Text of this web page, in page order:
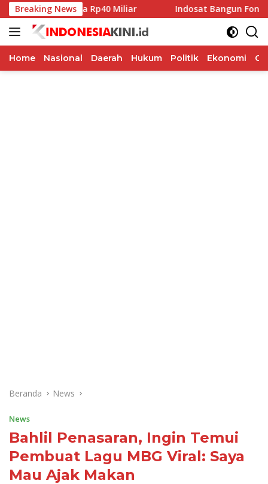
Langsung
ke
konten
Breaking News
Pilkada Rp40 Miliar Indosat Bangun Fondasi
Home Nasional Daerah Hukum Politik Ekonomi
Beranda News
News
Bahlil Penasaran, Ingin Temui
Pembuat Lagu MBG Viral: Saya
Mau Ajak Makan